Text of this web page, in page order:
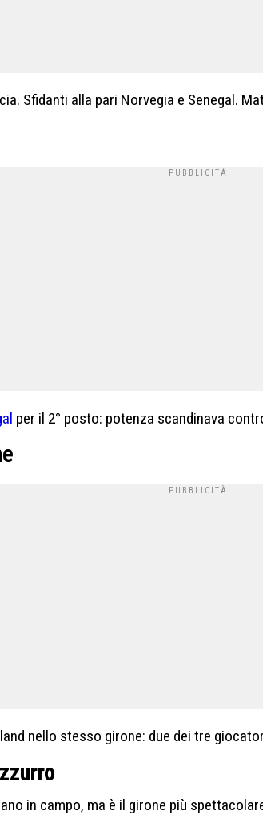
Sfidanti alla pari Norvegia e Senegal.
per il 2° posto: potenza scandinava
nello stesso girone: due dei tre
in campo, ma è il girone più